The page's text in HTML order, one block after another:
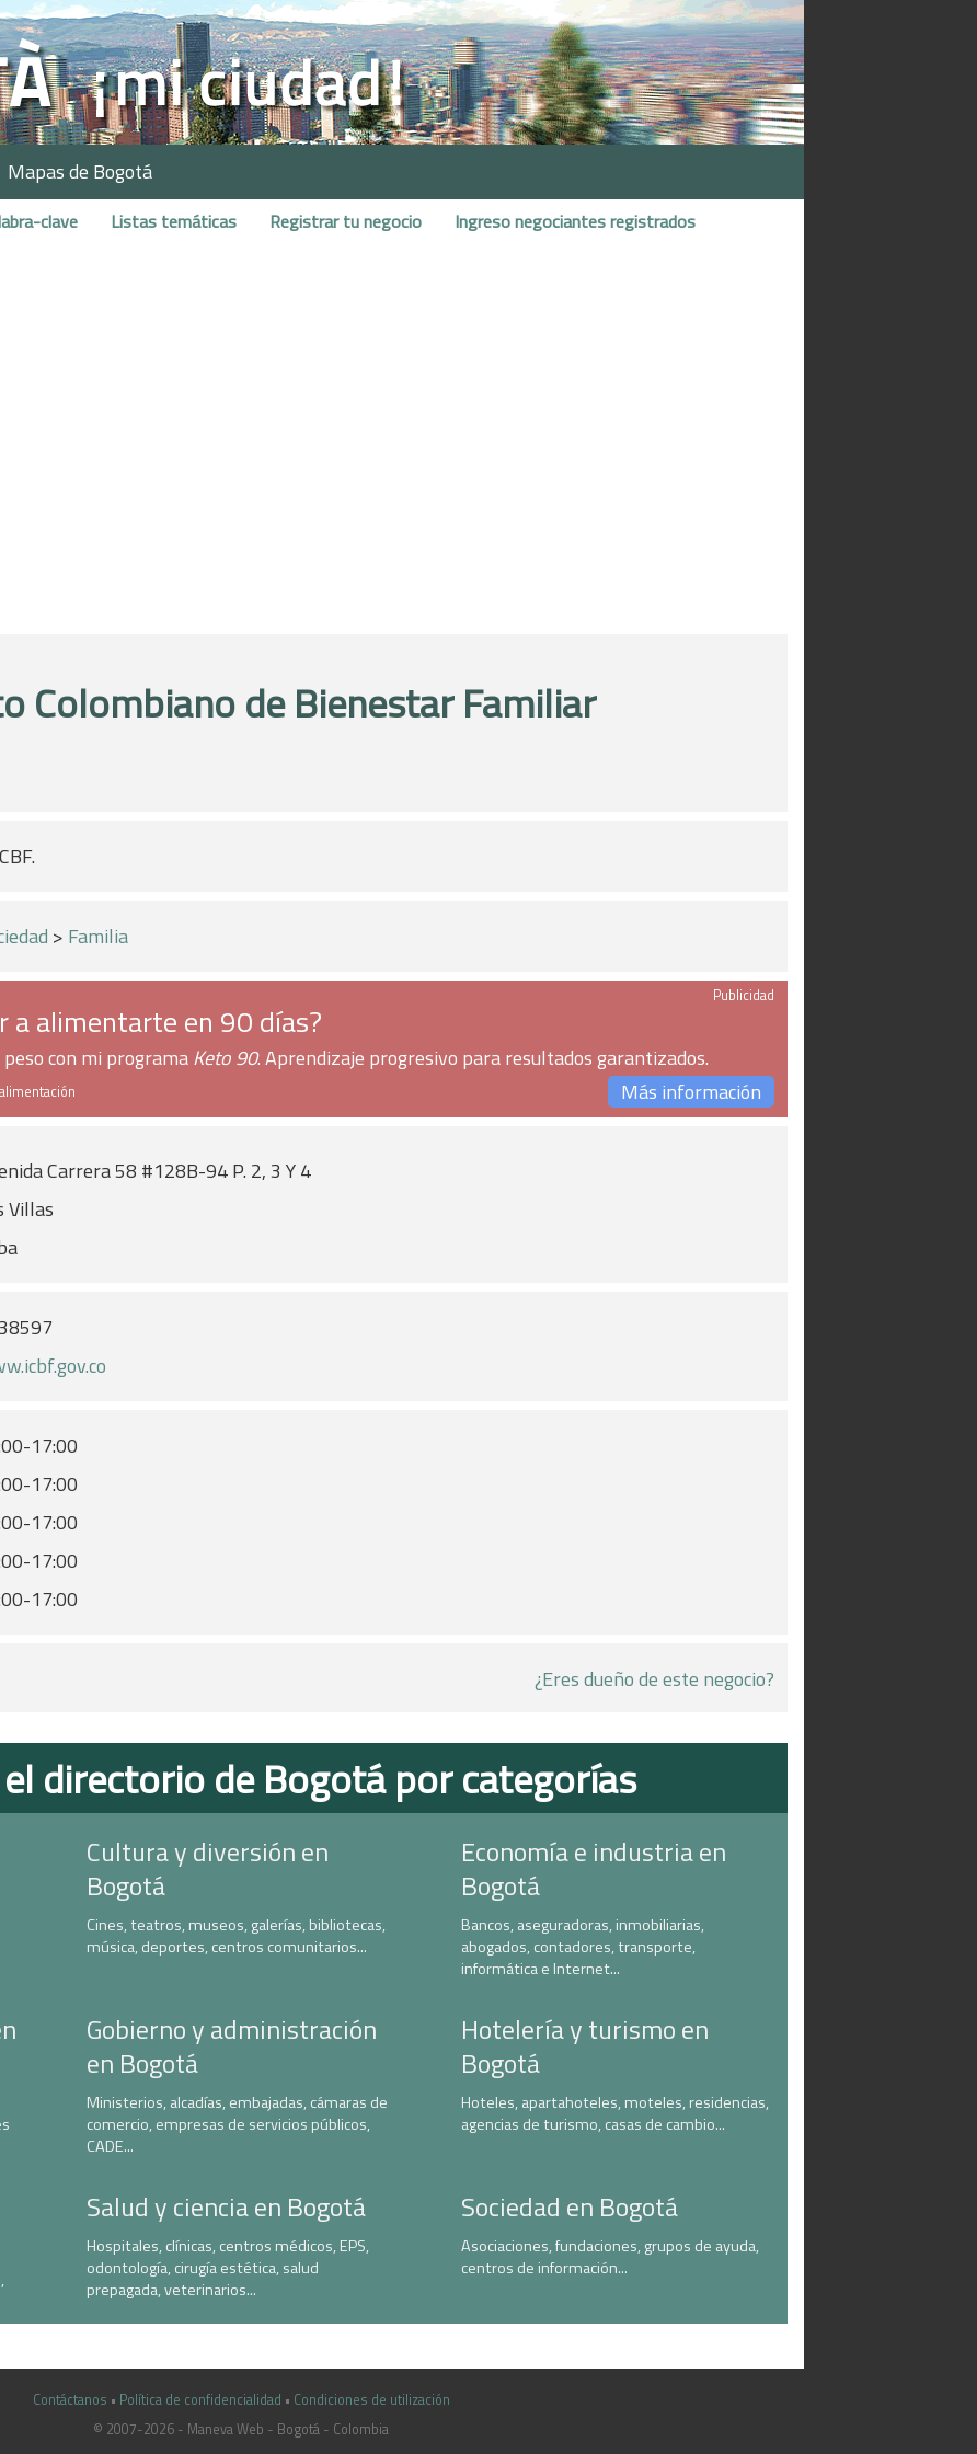
Mapas de Bogotá
clave Listas temáticas Registrar tu negocio Ingreso negociantes registrados
Colombiano de Bienestar Familiar
> Familia
Publicidad
a alimentarte en 90 días?
con mi programaKeto 90. Aprendizaje progresivo para resultados garantizados.
Más información
Carrera 58 #128B-94 P. 2, 3 Y 4
Villas
17:00
17:00
17:00
17:00
17:00
¿Eres dueño de este negocio?
directorio de Bogotá por categorías
Cultura y diversión en
Bogotá
Cines, teatros, museos, galerías, bibliotecas,
música, deportes, centros comunitarios...
Economía e industria en
Bogotá
Bancos, aseguradoras, inmobiliarias,
abogados, contadores, transporte,
informática e Internet...
Gobierno y administración
en Bogotá
Ministerios, alcadías, embajadas, cámaras de
comercio, empresas de servicios públicos,
CADE...
Hotelería y turismo en
Bogotá
Hoteles, apartahoteles, moteles, residencias,
agencias de turismo, casas de cambio...
Salud y ciencia en Bogotá
Hospitales, clínicas, centros médicos, EPS,
odontología, cirugía estética, salud
prepagada, veterinarios...
Sociedad en Bogotá
Asociaciones, fundaciones, grupos de ayuda,
centros de información...
Contáctanos • Política de confidencialidad • Condiciones de utilización
© 2007-2026 - Maneva Web - Bogotá - Colombia